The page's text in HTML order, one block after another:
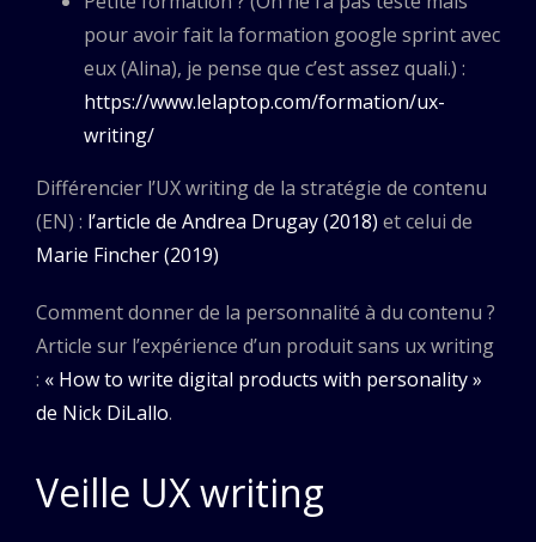
pour avoir fait la formation google sprint avec
eux (Alina), je pense que c’est assez quali.) :
https://www.lelaptop.com/formation/ux-
writing/
Différencier l’UX writing de la stratégie de contenu
(EN) : l’article de Andrea Drugay (2018) et celui de
Marie Fincher (2019)
Comment donner de la personnalité à du contenu ?
Article sur l’expérience d’un produit sans ux writing
: « How to write digital products with personality »
de Nick DiLallo.
Veille UX writing